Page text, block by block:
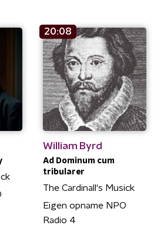
20:08
William Byrd
Ad Dominum cum
tribularer
The Cardinall's Musick
Eigen opname NPO
Radio 4